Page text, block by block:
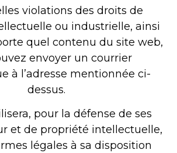
violations des droits de
ou industrielle, ainsi
quel contenu du site web,
envoyer un courrier
à l’adresse mentionnée ci-
dessus.
pour la défense de ses
et de propriété intellectuelle,
légales à sa disposition